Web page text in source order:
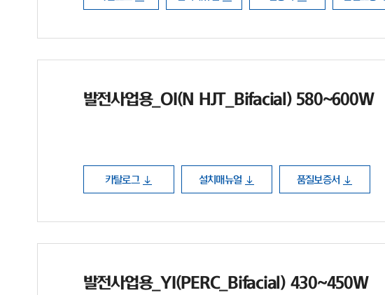
발전사업용_OI(N HJT_Bifacial) 580~600W
카탈로그 설치매뉴얼 품질보증서
발전사업용_YI(PERC_Bifacial) 430~450W